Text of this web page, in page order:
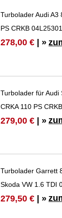
Turbolader Audi A3
PS CRKB
278,00 € | »
Turbolader für Audi
CRKA 110 PS
279,00 € | »
Turbolader Garrett
Skoda VW 1.6 TDI
279,50 € | »